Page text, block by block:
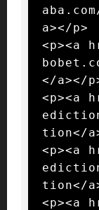
a></p>
<p><a
</a></
<p><a
tion</
<p><a
tion</
<p><a